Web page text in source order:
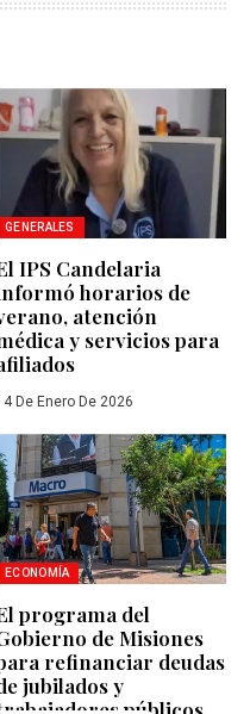
GENERALES
IPS Candelaria
horarios de
atención
y servicios para
De Enero De 2026
ECONOMÍA
programa del
de Misiones
refinanciar deudas
jubilados y